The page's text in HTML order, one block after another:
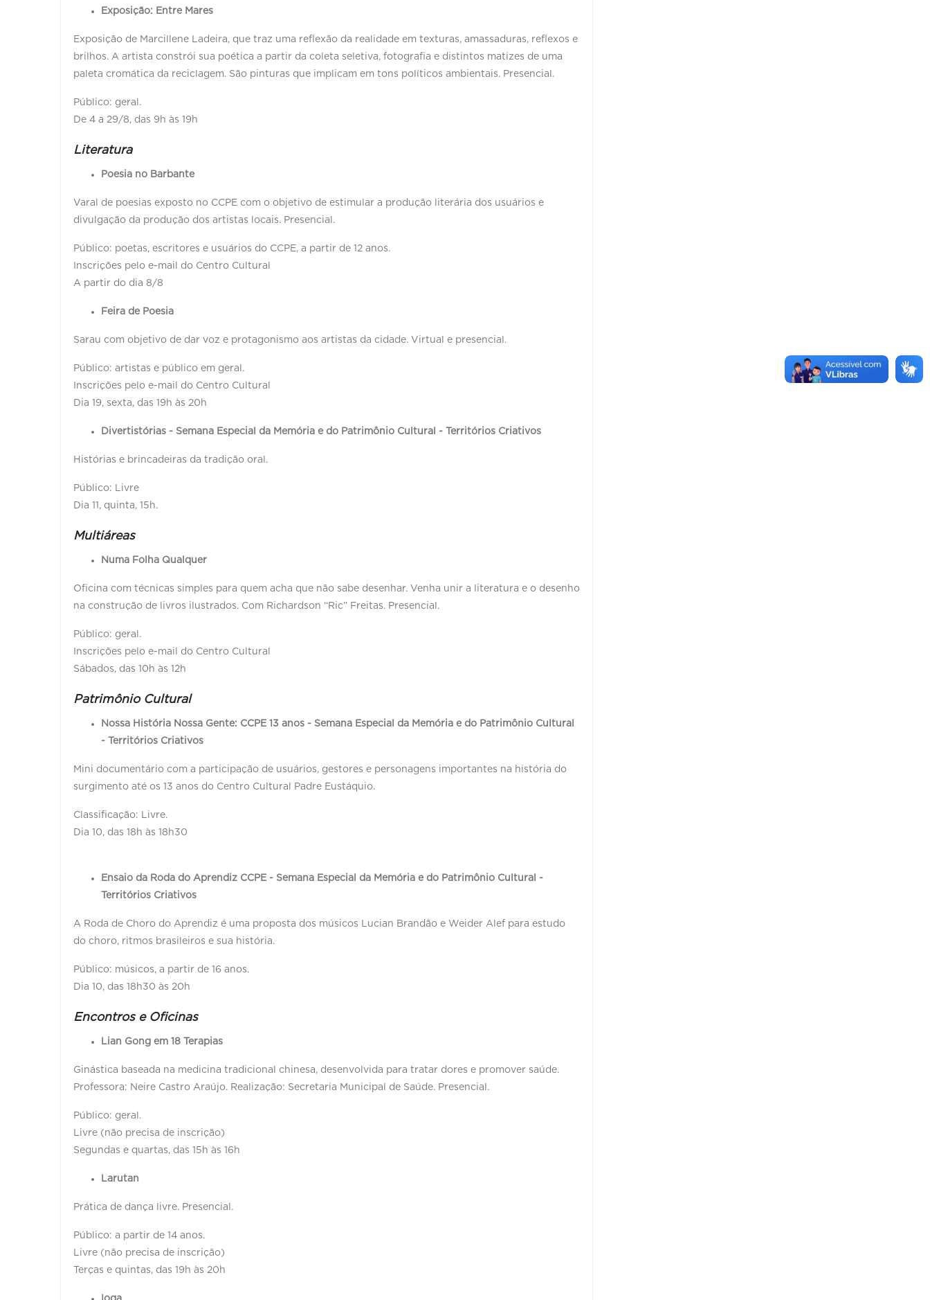
Exposição: Entre Mares
Exposição de Marcillene Ladeira, que traz uma reflexão da realidade em texturas, amassaduras, reflexos e
brilhos. A artista constrói sua poética a partir da coleta seletiva, fotografia e distintos matizes de uma
paleta cromática da reciclagem. São pinturas que implicam em tons políticos ambientais. Presencial.
Público: geral.
De 4 a 29/8, das 9h às 19h
Literatura
Poesia no Barbante
Varal de poesias exposto no CCPE com o objetivo de estimular a produção literária dos usuários e
divulgação da produção dos artistas locais. Presencial.
Público: poetas, escritores e usuários do CCPE, a partir de 12 anos.
Inscrições pelo e-mail do Centro Cultural
A partir do dia 8/8
Feira de Poesia
Sarau com objetivo de dar voz e protagonismo aos artistas da cidade. Virtual e presencial.
Público: artistas e público em geral.
Inscrições pelo e-mail do Centro Cultural
Dia 19, sexta, das 19h às 20h
Divertistórias - Semana Especial da Memória e do Patrimônio Cultural - Territórios Criativos
Histórias e brincadeiras da tradição oral.
Público: Livre
Dia 11, quinta, 15h.
Multiáreas
Numa Folha Qualquer
Oficina com técnicas simples para quem acha que não sabe desenhar. Venha unir a literatura e o desenho
na construção de livros ilustrados. Com Richardson “Ric” Freitas. Presencial.
Público: geral.
Inscrições pelo e-mail do Centro Cultural
Sábados, das 10h às 12h
Patrimônio Cultural
Nossa História Nossa Gente: CCPE 13 anos - Semana Especial da Memória e do Patrimônio Cultural
- Territórios Criativos
Mini documentário com a participação de usuários, gestores e personagens importantes na história do
surgimento até os 13 anos do Centro Cultural Padre Eustáquio.
Classificação: Livre.
Dia 10, das 18h às 18h30
Ensaio da Roda do Aprendiz CCPE - Semana Especial da Memória e do Patrimônio Cultural -
Territórios Criativos
A Roda de Choro do Aprendiz é uma proposta dos músicos Lucian Brandão e Weider Alef para estudo
do choro, ritmos brasileiros e sua história.
Público: músicos, a partir de 16 anos.
Dia 10, das 18h30 às 20h
Encontros e Oficinas
Lian Gong em 18 Terapias
Ginástica baseada na medicina tradicional chinesa, desenvolvida para tratar dores e promover saúde.
Professora: Neire Castro Araújo. Realização: Secretaria Municipal de Saúde. Presencial.
Público: geral.
Livre (não precisa de inscrição)
Segundas e quartas, das 15h às 16h
Larutan
Prática de dança livre. Presencial.
Público: a partir de 14 anos.
Livre (não precisa de inscrição)
Terças e quintas, das 19h às 20h